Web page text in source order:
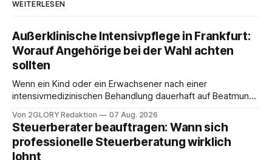
WEITERLESEN
Außerklinische Intensivpflege in Frankfurt:
Worauf Angehörige bei der Wahl achten
sollten
Wenn ein Kind oder ein Erwachsener nach einer
intensivmedizinischen Behandlung dauerhaft auf Beatmung
angewiesen ist, stellt sich für Familien eine schwierige
Frage: Muss die Versorgung dauerhaft in der Klinik bleiben –
oder ist ein Leben zu Hause möglich? Die außerklinische
Intensivpflege bietet genau diese Alternative: Sie
Von 2GLORY Redaktion 07 Aug. 2026
Steuerberater beauftragen: Wann sich
professionelle Steuerberatung wirklich
lohnt